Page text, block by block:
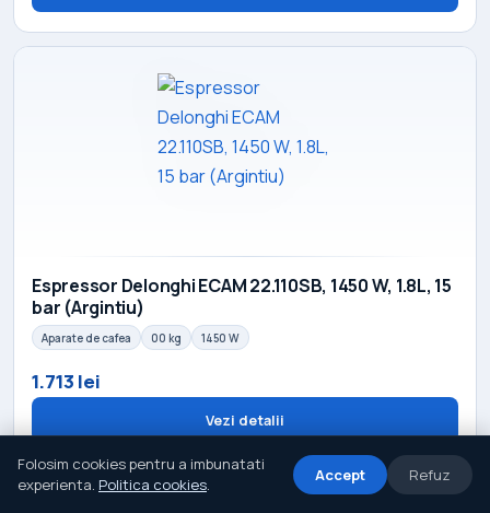
Espressor Delonghi ECAM 22.110SB, 1450 W, 1.8L, 15
bar (Argintiu)
Aparate de cafea 00 kg 1450 W
1.713 lei
Vezi detalii
Folosim cookies pentru a imbunatati
experienta. Politica cookies. Accept Refuz